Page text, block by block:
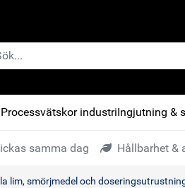
Processvätskor industriIngjutning &
samma dag Hållbarhet &
lim, smörjmedel och